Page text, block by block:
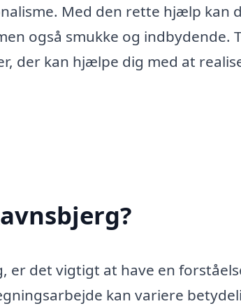
Med den rette hjælp kan
også smukke og indbydende.
der kan hjælpe dig med at
er det vigtigt at have en
kan variere